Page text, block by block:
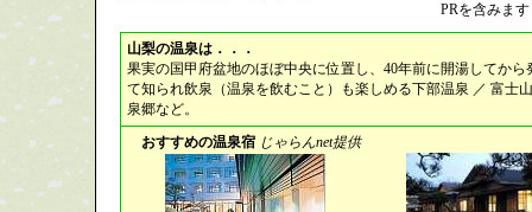
PRを含みます
山梨の温泉は．．．
果実の国甲府盆地のほぼ中央に位置し、40年前に開湯してか
て知られ飲泉（温泉を飲むこと）も楽しめる下部温泉 ／ 富士
泉郷など。
おすすめの温泉宿 じゃらんnet提供